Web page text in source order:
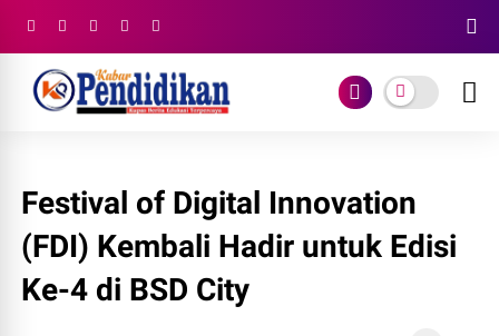
Festival of Digital Innovation
(FDI) Kembali Hadir untuk Edisi
Ke-4 di BSD City